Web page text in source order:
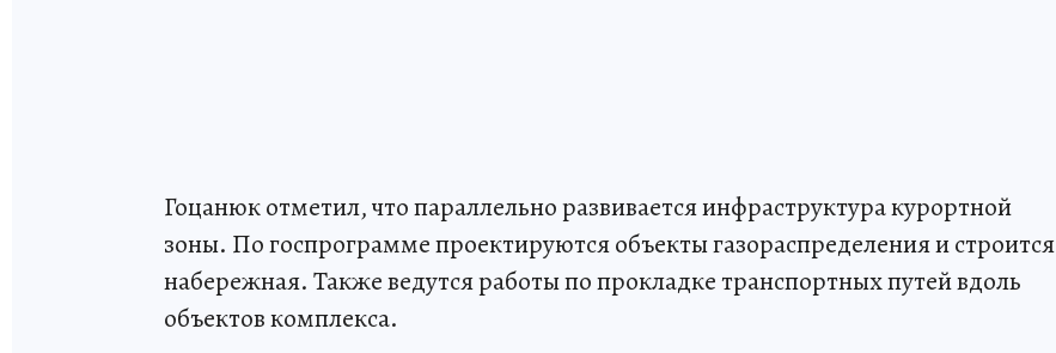
Гоцанюк отметил, что параллельно развивается инфраструктура курортной
зоны. По госпрограмме проектируются объекты газораспределения и строится
набережная. Также ведутся работы по прокладке транспортных путей вдоль
объектов комплекса.